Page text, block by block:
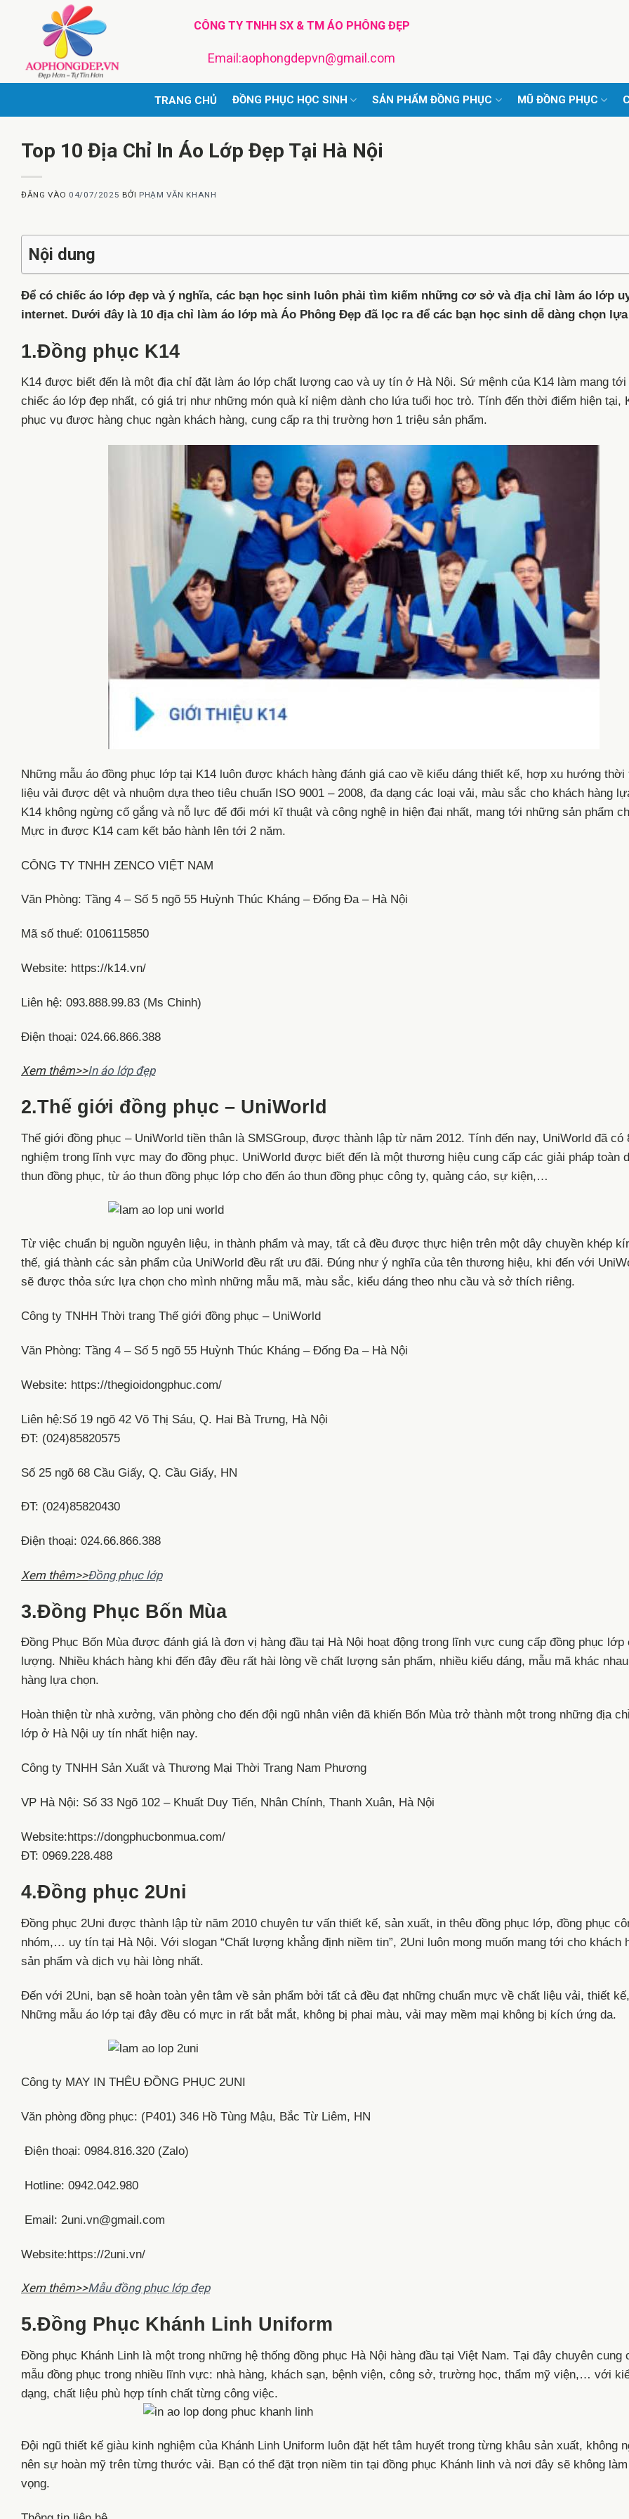
CÔNG TY TNHH SX & TM ÁO PHÔNG ĐẸP
Email:aophongdepvn@gmail.com
TRANG CHỦ ĐỒNG PHỤC HỌC SINH SẢN PHẨM ĐỒNG PHỤC MŨ ĐỒNG PHỤC
Top 10 Địa Chỉ In Áo Lớp Đẹp Tại Hà Nội
ĐĂNG VÀO 04/07/2025 BỞI PHẠM VĂN KHANH
Nội dung
Để có chiếc áo lớp đẹp và ý nghĩa, các bạn học sinh luôn phải tìm kiếm những cơ sở và địa chỉ làm áo lớp
internet. Dưới đây là 10 địa chỉ làm áo lớp mà Áo Phông Đẹp đã lọc ra để các bạn học sinh dễ dàng chọn lựa
1.Đồng phục K14
K14 được biết đến là một địa chỉ đặt làm áo lớp chất lượng cao và uy tín ở Hà Nội. Sứ mệnh của K14 làm mang tới
chiếc áo lớp đẹp nhất, có giá trị như những món quà kỉ niệm dành cho lứa tuổi học trò. Tính đến thời điểm hiện tại,
phục vụ được hàng chục ngàn khách hàng, cung cấp ra thị trường hơn 1 triệu sản phẩm.
Những mẫu áo đồng phục lớp tại K14 luôn được khách hàng đánh giá cao về kiểu dáng thiết kế, hợp xu hướng thời
liệu vải được dệt và nhuộm dựa theo tiêu chuẩn ISO 9001 – 2008, đa dạng các loại vải, màu sắc cho khách hàng
K14 không ngừng cố gắng và nỗ lực để đổi mới kĩ thuật và công nghệ in hiện đại nhất, mang tới những sản phẩm
Mực in được K14 cam kết bảo hành lên tới 2 năm.
CÔNG TY TNHH ZENCO VIỆT NAM
Văn Phòng: Tầng 4 – Số 5 ngõ 55 Huỳnh Thúc Kháng – Đống Đa – Hà Nội
Mã số thuế: 0106115850
Website: https://k14.vn/
Liên hệ: 093.888.99.83 (Ms Chinh)
Điện thoại: 024.66.866.388
Xem thêm>>In áo lớp đẹp
2.Thế giới đồng phục – UniWorld
Thế giới đồng phục – UniWorld tiền thân là SMSGroup, được thành lập từ năm 2012. Tính đến nay, UniWorld đã có
nghiệm trong lĩnh vực may đo đồng phục. UniWorld được biết đến là một thương hiệu cung cấp các giải pháp toàn
thun đồng phục, từ áo thun đồng phục lớp cho đến áo thun đồng phục công ty, quảng cáo, sự kiện,…
Từ việc chuẩn bị nguồn nguyên liệu, in thành phẩm và may, tất cả đều được thực hiện trên một dây chuyền khép
thế, giá thành các sản phẩm của UniWorld đều rất ưu đãi. Đúng như ý nghĩa của tên thương hiệu, khi đến với
sẽ được thỏa sức lựa chọn cho mình những mẫu mã, màu sắc, kiểu dáng theo nhu cầu và sở thích riêng.
Công ty TNHH Thời trang Thế giới đồng phục – UniWorld
Văn Phòng: Tầng 4 – Số 5 ngõ 55 Huỳnh Thúc Kháng – Đống Đa – Hà Nội
Website: https://thegioidongphuc.com/
Liên hệ:Số 19 ngõ 42 Võ Thị Sáu, Q. Hai Bà Trưng, Hà Nội
ĐT: (024)85820575
Số 25 ngõ 68 Cầu Giấy, Q. Cầu Giấy, HN
ĐT: (024)85820430
Điện thoại: 024.66.866.388
Xem thêm>>Đồng phục lớp
3.Đồng Phục Bốn Mùa
Đồng Phục Bốn Mùa được đánh giá là đơn vị hàng đầu tại Hà Nội hoạt động trong lĩnh vực cung cấp đồng phục lớp
lượng. Nhiều khách hàng khi đến đây đều rất hài lòng về chất lượng sản phẩm, nhiều kiểu dáng, mẫu mã khác
hàng lựa chọn.
Hoàn thiện từ nhà xưởng, văn phòng cho đến đội ngũ nhân viên đã khiến Bốn Mùa trở thành một trong những địa
lớp ở Hà Nội uy tín nhất hiện nay.
Công ty TNHH Sản Xuất và Thương Mại Thời Trang Nam Phương
VP Hà Nội: Số 33 Ngõ 102 – Khuất Duy Tiến, Nhân Chính, Thanh Xuân, Hà Nội
Website:https://dongphucbonmua.com/
ĐT: 0969.228.488
4.Đồng phục 2Uni
Đồng phục 2Uni được thành lập từ năm 2010 chuyên tư vấn thiết kế, sản xuất, in thêu đồng phục lớp, đồng phục
nhóm,… uy tín tại Hà Nội. Với slogan “Chất lượng khẳng định niềm tin”, 2Uni luôn mong muốn mang tới cho khách
sản phẩm và dịch vụ hài lòng nhất.
Đến với 2Uni, bạn sẽ hoàn toàn yên tâm về sản phẩm bởi tất cả đều đạt những chuẩn mực về chất liệu vải, thiết
Những mẫu áo lớp tại đây đều có mực in rất bắt mắt, không bị phai màu, vải may mềm mại không bị kích ứng da.
Công ty MAY IN THÊU ĐỒNG PHỤC 2UNI
Văn phòng đồng phục: (P401) 346 Hồ Tùng Mậu, Bắc Từ Liêm, HN
Điện thoại: 0984.816.320 (Zalo)
Hotline: 0942.042.980
Email: 2uni.vn@gmail.com
Website:https://2uni.vn/
Xem thêm>>Mẫu đồng phục lớp đẹp
5.Đồng Phục Khánh Linh Uniform
Đồng phục Khánh Linh là một trong những hệ thống đồng phục Hà Nội hàng đầu tại Việt Nam. Tại đây chuyên cung
mẫu đồng phục trong nhiều lĩnh vực: nhà hàng, khách sạn, bệnh viện, công sở, trường học, thẩm mỹ viện,… với
dạng, chất liệu phù hợp tính chất từng công việc.
Đội ngũ thiết kế giàu kinh nghiệm của Khánh Linh Uniform luôn đặt hết tâm huyết trong từng khâu sản xuất, không
nên sự hoàn mỹ trên từng thước vải. Bạn có thể đặt trọn niềm tin tại đồng phục Khánh linh và nơi đây sẽ không
vọng.